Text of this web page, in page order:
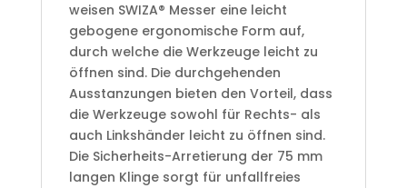
weisen SWIZA® Messer eine leicht
gebogene ergonomische Form auf,
durch welche die Werkzeuge leicht zu
öffnen sind. Die durchgehenden
Ausstanzungen bieten den Vorteil, dass
die Werkzeuge sowohl für Rechts- als
auch Linkshänder leicht zu öffnen sind.
Die Sicherheits-Arretierung der 75 mm
langen Klinge sorgt für unfallfreies